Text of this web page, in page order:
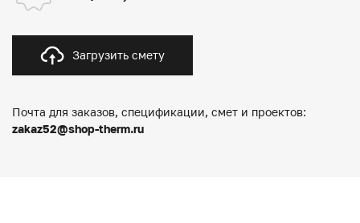
Загрузить смету
Почта для заказов, спецификации, смет и проектов:
zakaz52@shop-therm.ru